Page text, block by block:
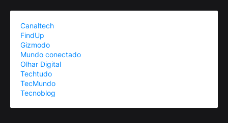
Canaltech
FindUp
Gizmodo
Mundo conectado
Olhar Digital
Techtudo
TecMundo
Tecnoblog